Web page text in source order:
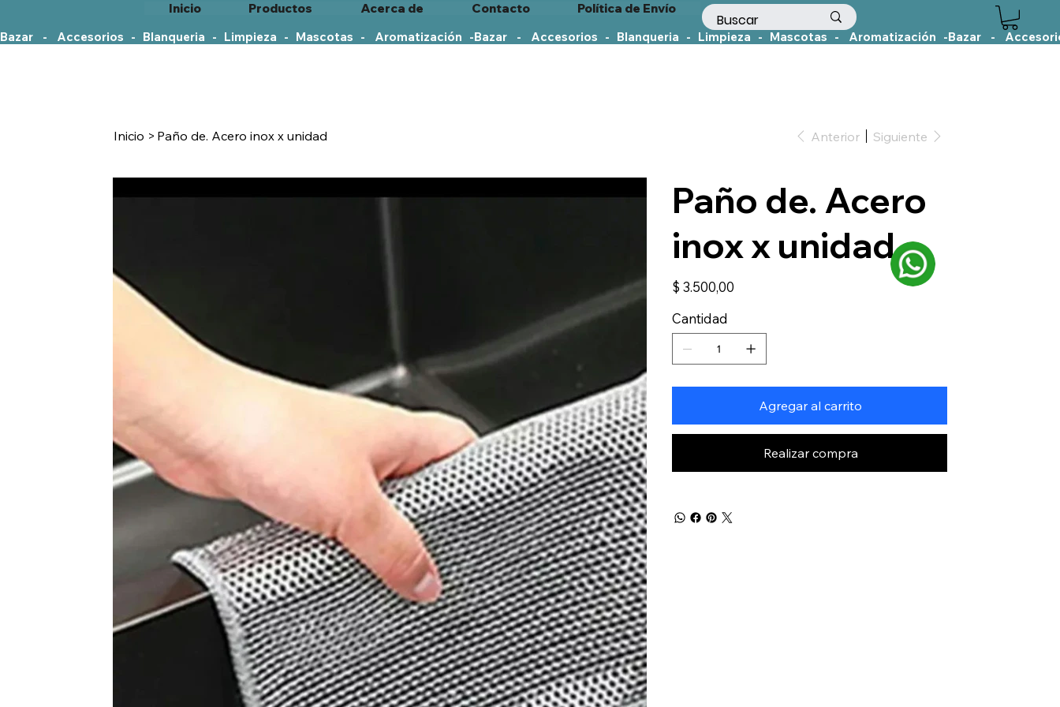
Inicio Productos Acerca de Contacto
Política de Envío
Bazar    -    Accesorios   -   Blanqueria   -   Limpieza   -   Mascotas   -    Aromatización   -
Inicio > Paño de. Acero inox x unidad Anterior Siguiente
Paño de. Acero
inox x unidad
Precio
$ 3.500,00
Cantidad
Agregar al carrito
Realizar compra